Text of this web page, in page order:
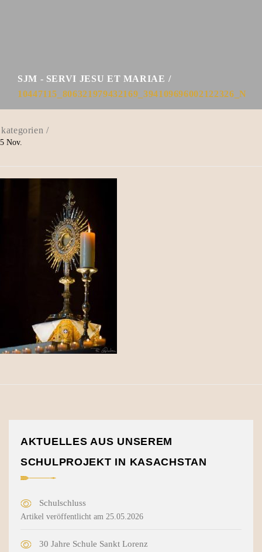
SJM - SERVI JESU ET MARIAE
10447115_806321979432169_394109696002122326_N
5 Nov.
AKTUELLES AUS UNSEREM
SCHULPROJEKT IN KASACHSTAN
Schulschluss
Artikel veröffentlicht am 25.05.2026
30 Jahre Schule Sankt Lorenz